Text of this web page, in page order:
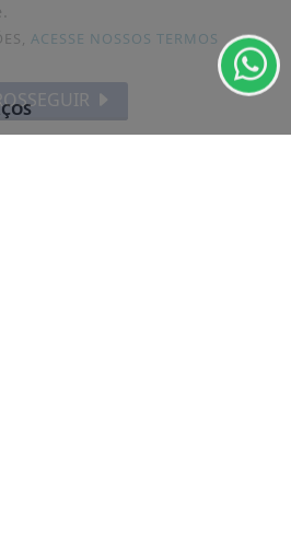
ACESSE NOSSOS TERMOS